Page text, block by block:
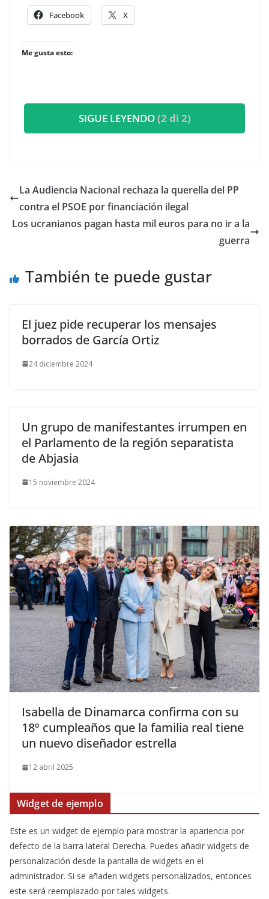
Facebook X
Me gusta esto:
SIGUE LEYENDO(2 di 2)
La Audiencia Nacional rechaza la querella del PP
contra el PSOE por financiación ilegal
Los ucranianos pagan hasta mil euros para no ir a la
guerra
También te puede gustar
El juez pide recuperar los mensajes
borrados de García Ortiz
24 diciembre 2024
Un grupo de manifestantes irrumpen en
el Parlamento de la región separatista
de Abjasia
15 noviembre 2024
​Isabella de Dinamarca confirma con su
18º cumpleaños que la familia real tiene
un nuevo diseñador estrella
12 abril 2025
Widget de ejemplo
Este es un widget de ejemplo para mostrar la apariencia por
defecto de la barra lateral Derecha. Puedes añadir widgets de
personalización desde la pantalla de widgets en el
administrador. Si se añaden widgets personalizados, entonces
este será reemplazado por tales widgets.